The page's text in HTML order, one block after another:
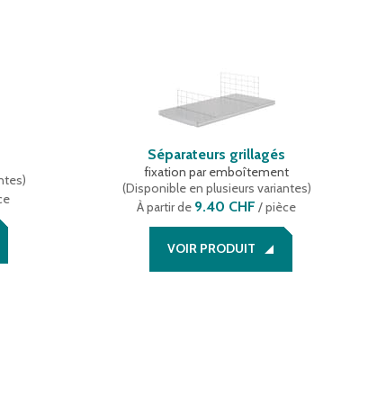
)
Séparateurs grillagés
fixation par emboîtement
(Disponible en plusieurs variantes)
À partir de 9.40 CHF / pièce
VOIR PRODUIT